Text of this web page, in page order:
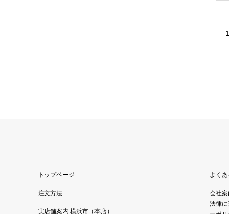
トップページ
注文方法
実店舗案内 横浜市（本店）
よく
会社
法律